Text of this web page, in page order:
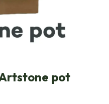
pot